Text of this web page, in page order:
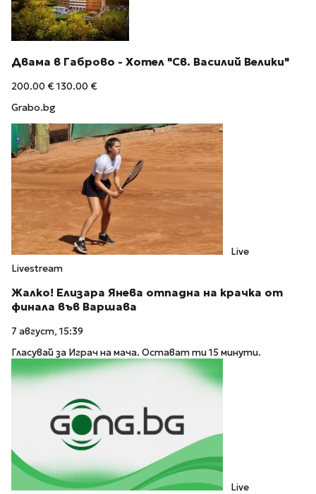
Двама в Габрово - Хотел "Св. Василий Велики"
200.00 €130.00 €
Grabo.bg
Live
Livestream
Жалко! Елизара Янева отпадна на крачка от
финала във Варшава
7 август, 15:39
Гласувай за Играч на мача. Остават ти 15 минути.
Live